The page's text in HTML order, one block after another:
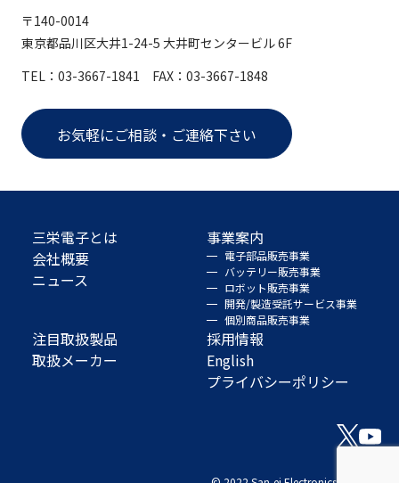
〒140-0014
東京都品川区大井1-24-5 大井町センタービル 6F
TEL：03-3667-1841 FAX：03-3667-1848
お気軽にご相談・ご連絡下さい
三栄電子とは
会社概要
ニュース
事業案内
電子部品販売事業
バッテリー販売事業
ロボット販売事業
開発/製造受託サービス事業
個別商品販売事業
注目取扱製品
取扱メーカー
採用情報
English
プライバシーポリシー